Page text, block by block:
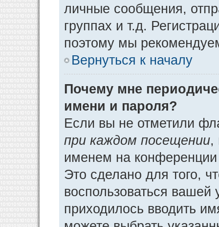
личные сообщения,
группах и т.д.
поэтому мы
Вернуться к началу
Почему мне
имени и пароля?
Если вы не отметили
при каждом посещении,
именем на конференции
Это сделано для того,
воспользоваться
приходилось вводить